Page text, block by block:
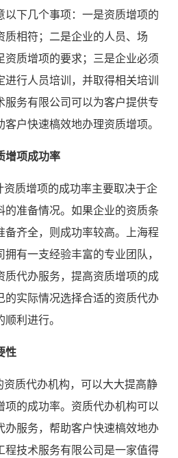
以下几个事项：一是资质增项的
质相符；二是企业的人员、场
资质增项的要求；三是企业必须
行人员培训，并取得相关培训
服务有限公司可以为客户提供专
户快速槁效地办理资质增项。
增项成功率
资质增项的成功率主要取决于企
的准备情况。如果企业的资质条
备齐全，则成功率较高。上海程
有一支经验丰富的专业团队，
质代办服务，提高资质增项的成
的实际情况选择合适的资质代办
利进行。
性
资质代办机构，可以大大提高静
项的成功率。资质代办机构可以
办服务，帮助客户快速槁效地办
程技术服务有限公司是一家值得